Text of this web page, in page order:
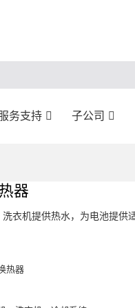
务支持 子公司
器
衣机提供热水，为电池提供
热器